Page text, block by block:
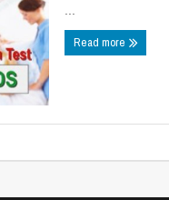
Read more